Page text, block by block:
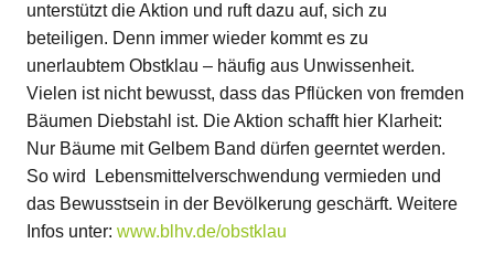
unterstützt die Aktion und ruft dazu auf, sich zu
beteiligen. Denn immer wieder kommt es zu
unerlaubtem Obstklau – häufig aus Unwissenheit.
Vielen ist nicht bewusst, dass das Pflücken von fremden
Bäumen Diebstahl ist. Die Aktion schafft hier Klarheit:
Nur Bäume mit Gelbem Band dürfen geerntet werden.
So wird Lebensmittelverschwendung vermieden und
das Bewusstsein in der Bevölkerung geschärft. Weitere
Infos unter: www.blhv.de/obstklau